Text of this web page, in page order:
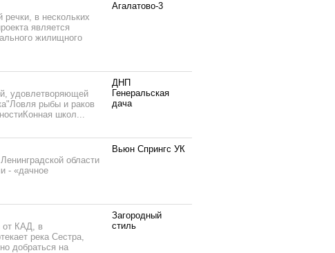
в нескольких
является
жилищного
Агалатово-3
удовлетворяющей
рыбы и раков
школ...
ДНП
Генеральская
дача
области
- «дачное
Вьюн Спрингс УК
от КАД, в
река Сестра,
добраться на
Загородный
стиль